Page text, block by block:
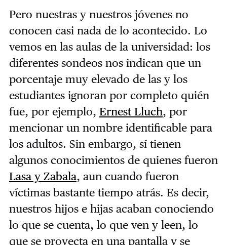
Pero nuestras y nuestros jóvenes no
conocen casi nada de lo acontecido. Lo
vemos en las aulas de la universidad: los
diferentes sondeos nos indican que un
porcentaje muy elevado de las y los
estudiantes ignoran por completo quién
fue, por ejemplo, Ernest Lluch, por
mencionar un nombre identificable para
los adultos. Sin embargo, sí tienen
algunos conocimientos de quienes fueron
Lasa y Zabala, aun cuando fueron
víctimas bastante tiempo atrás. Es decir,
nuestros hijos e hijas acaban conociendo
lo que se cuenta, lo que ven y leen, lo
que se proyecta en una pantalla y se